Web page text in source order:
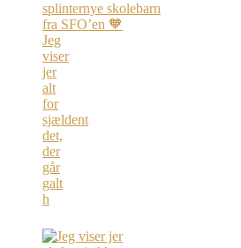
Jeg
viser
jer
alt
for
sjældent
det,
der
går
galt
h